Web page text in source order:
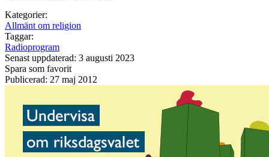
Kategorier:
Allmänt om religion
Taggar:
Radioprogram
Senast uppdaterad: 3 augusti 2023
Spara som favorit
Publicerad: 27 maj 2012